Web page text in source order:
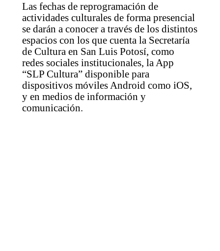
Las fechas de reprogramación de
actividades culturales de forma presencial
se darán a conocer a través de los distintos
espacios con los que cuenta la Secretaría
de Cultura en San Luis Potosí, como
redes sociales institucionales, la App
“SLP Cultura” disponible para
dispositivos móviles Android como iOS,
y en medios de información y
comunicación.